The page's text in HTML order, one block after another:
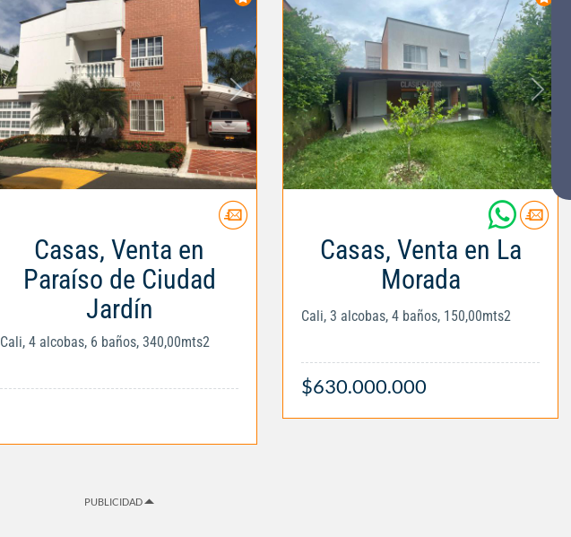
Casas, Venta en
Paraíso de Ciudad
Jardín
Cali, 4 alcobas, 6 baños, 340,00mts2
Casas, Venta en La
Morada
Cali, 3 alcobas, 4 baños, 150,00mts2
$630.000.000
PUBLICIDAD